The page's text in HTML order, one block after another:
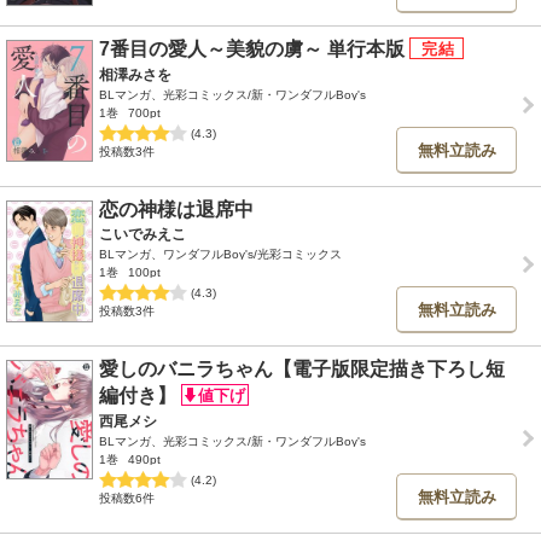
7番目の愛人～美貌の虜～ 単行本版
相澤みさを
BLマンガ、光彩コミックス/新・ワンダフルBoy's
1巻
700pt
(4.3)
投稿数3件
無料立読み
恋の神様は退席中
こいでみえこ
BLマンガ、ワンダフルBoy's/光彩コミックス
1巻
100pt
(4.3)
投稿数3件
無料立読み
愛しのバニラちゃん【電子版限定描き下ろし短
編付き】
西尾メシ
BLマンガ、光彩コミックス/新・ワンダフルBoy's
1巻
490pt
(4.2)
投稿数6件
無料立読み